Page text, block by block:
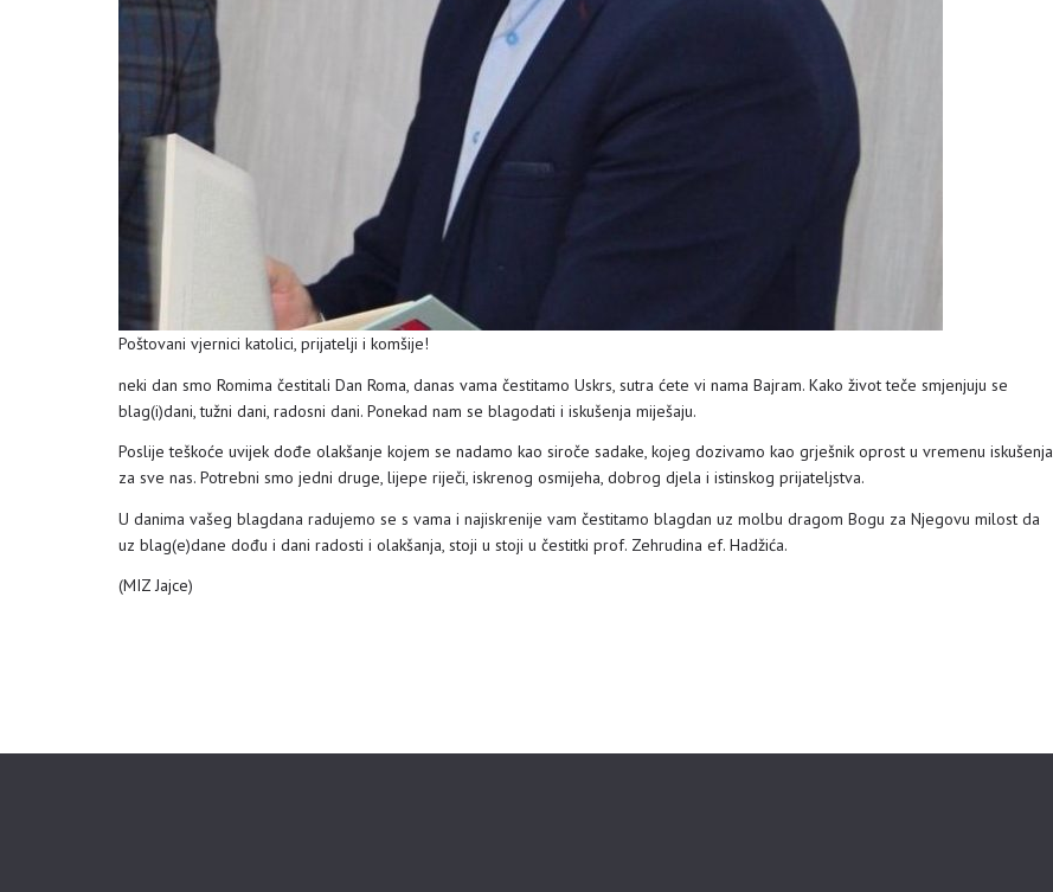
Poštovani vjernici katolici, prijatelji i komšije!
neki dan smo Romima čestitali Dan Roma, danas vama čestitamo Uskrs, sutra ćete vi nama Bajram. Kako život teče smjenjuju se
blag(i)dani, tužni dani, radosni dani. Ponekad nam se blagodati i iskušenja miješaju.
Poslije teškoće uvijek dođe olakšanje kojem se nadamo kao siroče sadake, kojeg dozivamo kao grješnik oprost u vremenu iskušenja
za sve nas. Potrebni smo jedni druge, lijepe riječi, iskrenog osmijeha, dobrog djela i istinskog prijateljstva.
U danima vašeg blagdana radujemo se s vama i najiskrenije vam čestitamo blagdan uz molbu dragom Bogu za Njegovu milost da
uz blag(e)dane dođu i dani radosti i olakšanja, stoji u stoji u čestitki prof. Zehrudina ef. Hadžića.
(MIZ Jajce)